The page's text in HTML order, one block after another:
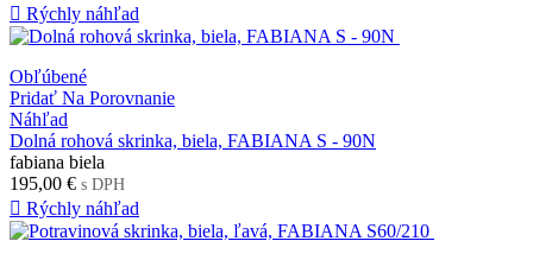
 Rýchly náhľad
Obľúbené
Pridať Na Porovnanie
Náhľad
Dolná rohová skrinka, biela, FABIANA S - 90N
fabiana biela
195,00 € s DPH
 Rýchly náhľad